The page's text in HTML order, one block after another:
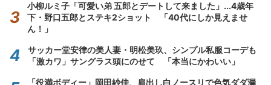
小柳ルミ子「可愛い弟 五郎とデートして来ました」...4歳年
下・野口五郎とステキ2ショット 「40代にしか見えませ
ん！」
サッカー堂安律の美人妻・明松美玖、シンプル私服コーデも
「激カワ」サングラス頭にのせて 「本当にかわいい」
「役満ボディー」岡田紗佳、肩出し白ノースリで色気ダダ漏